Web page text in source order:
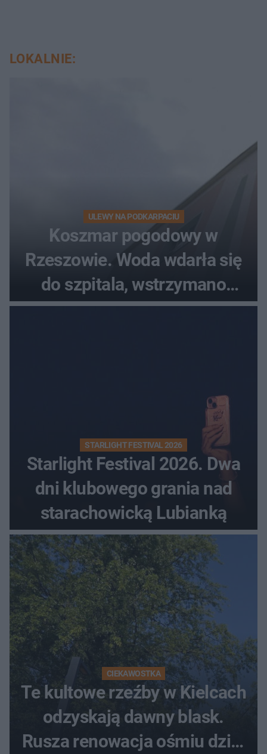
LOKALNIE:
ULEWY NA PODKARPACIU
Koszmar pogodowy w
Rzeszowie. Woda wdarła się
do szpitala, wstrzymano
przyjęcia
STARLIGHT FESTIVAL 2026
Starlight Festival 2026. Dwa
dni klubowego grania nad
starachowicką Lubianką
CIEKAWOSTKA
Te kultowe rzeźby w Kielcach
odzyskają dawny blask.
Rusza renowacja ośmiu dzieł